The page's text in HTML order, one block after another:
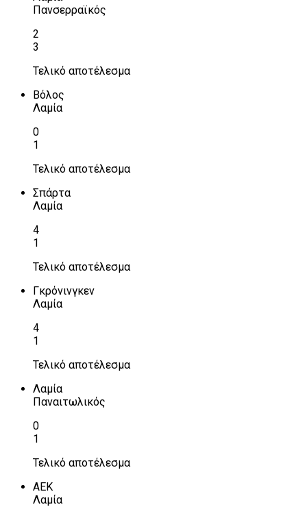
Πανσερραϊκός
2
3
Τελικό αποτέλεσμα
Βόλος
Λαμία
0
1
Τελικό αποτέλεσμα
Σπάρτα
Λαμία
4
1
Τελικό αποτέλεσμα
Γκρόνινγκεν
Λαμία
4
1
Τελικό αποτέλεσμα
Λαμία
Παναιτωλικός
0
1
Τελικό αποτέλεσμα
ΑΕΚ
Λαμία